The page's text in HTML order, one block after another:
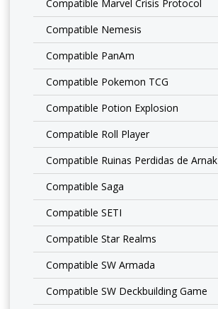
Compatible Marvel Crisis Protocol
Compatible Nemesis
Compatible PanAm
Compatible Pokemon TCG
Compatible Potion Explosion
Compatible Roll Player
Compatible Ruinas Perdidas de Arnak
Compatible Saga
Compatible SETI
Compatible Star Realms
Compatible SW Armada
Compatible SW Deckbuilding Game